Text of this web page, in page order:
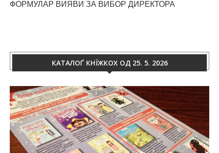
ФОРМУЛАР ВИЯВИ ЗА ВИБОР ДИРЕКТОРА
КАТАЛОҐ КНЇЖКОХ ОД 25. 5. 2026